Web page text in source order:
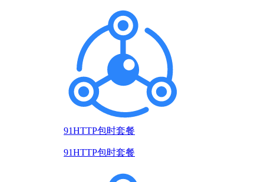
91HTTP包时套餐
91HTTP包时套餐